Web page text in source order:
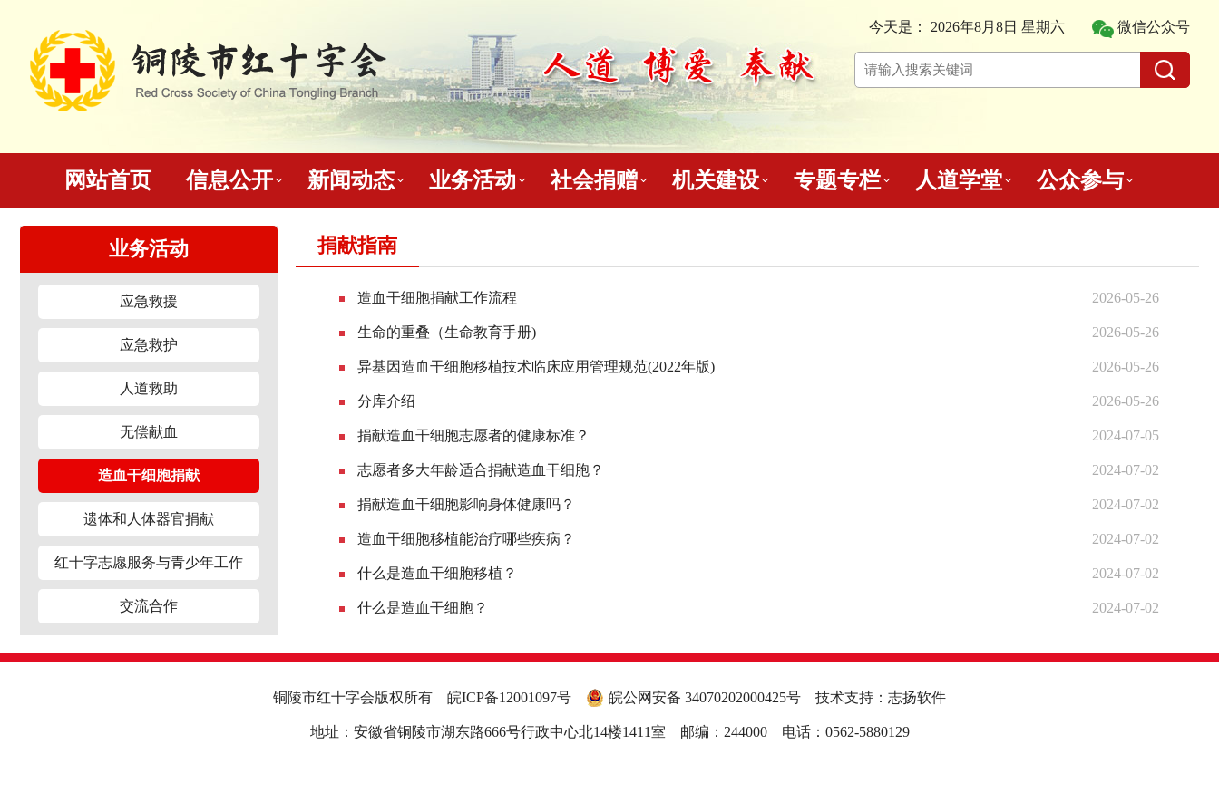
微信公众号
今天是： 2026年8月8日 星期六
网站首页 信息公开 新闻动态 业务活动 社会捐赠 机关建设 专题专栏 人道学堂 公众参与
业务活动
应急救援
应急救护
人道救助
无偿献血
造血干细胞捐献
遗体和人体器官捐献
红十字志愿服务与青少年工作
交流合作
捐献指南
2026-05-26
造血干细胞捐献工作流程
2026-05-26
生命的重叠（生命教育手册)
2026-05-26
异基因造血干细胞移植技术临床应用管理规范(2022年版)
2026-05-26
分库介绍
2024-07-05
捐献造血干细胞志愿者的健康标准？
2024-07-02
志愿者多大年龄适合捐献造血干细胞？
2024-07-02
捐献造血干细胞影响身体健康吗？
2024-07-02
造血干细胞移植能治疗哪些疾病？
2024-07-02
什么是造血干细胞移植？
2024-07-02
什么是造血干细胞？
铜陵市红十字会版权所有 皖ICP备12001097号 皖公网安备 34070202000425号 技术支持：志扬软件
地址：安徽省铜陵市湖东路666号行政中心北14楼1411室 邮编：244000 电话：0562-5880129